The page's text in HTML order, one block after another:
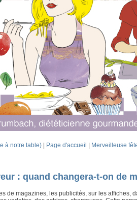
à notre table) Page d'accueil
Merveilleuse
: quand changera-t-on de
de magazines, les publicités, sur les affiches,